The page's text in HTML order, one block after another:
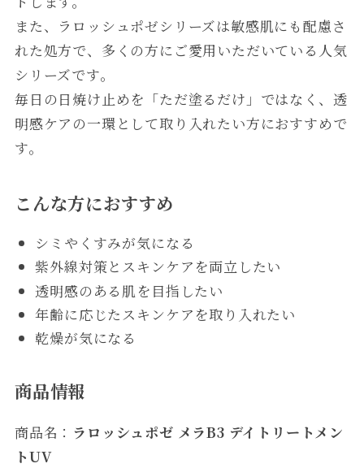
また、ラロッシュポゼシリーズは敏感肌にも配慮さ
れた処方で、多くの方にご愛用いただいている人気
シリーズです。
毎日の日焼け止めを「ただ塗るだけ」ではなく、透
明感ケアの一環として取り入れたい方におすすめで
す。
こんな方におすすめ
シミやくすみが気になる
紫外線対策とスキンケアを両立したい
透明感のある肌を目指したい
年齢に応じたスキンケアを取り入れたい
乾燥が気になる
商品情報
商品名： ラロッシュポゼ メラB3 デイトリートメン
トUV